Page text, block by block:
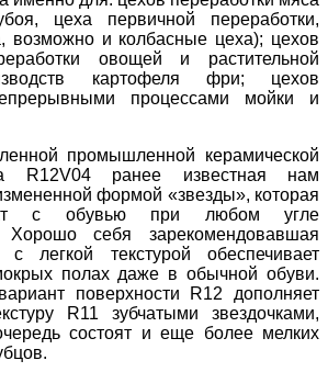
цеха первичной переработки,
возможно и колбасные цеха); цехов
овощей и растительной
картофеля фри; цехов
процессами мойки и
промышленной керамической
R12V04 ранее известная нам
формой «звезды», которая
с обувью при любом угле
Хорошо себя зарекомендовавшая
с легкой текстурой обеспечивает
полах даже в обычной обуви.
поверхности R12 дополняет
R11 зубчатыми звездочками,
состоят и еще более мелких